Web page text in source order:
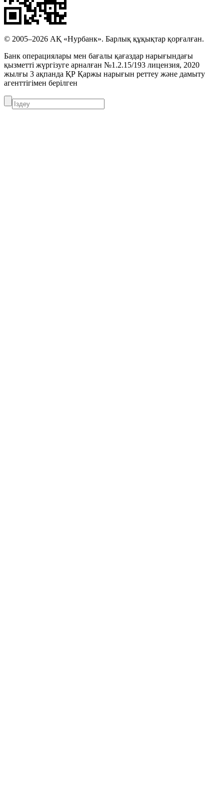
© 2005–2026 АҚ «Нурбанк». Барлық құқықтар қорғалған.
Банк операциялары мен бағалы қағаздар нарығындағы
қызметті жүргізуге арналған №1.2.15/193 лицензия, 2020
жылғы 3 ақпанда ҚР Қаржы нарығын реттеу және дамыту
агенттігімен берілген